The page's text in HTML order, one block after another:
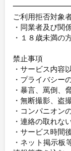
ご利用拒否対象
・同業者及び関
・１８歳未満の
禁止事項
・サービス内容
・プライバシー
・暴言、罵倒、
・無断撮影、盗
・コンパニオン
・連絡の取れな
・サービス時間
・ネット掲示板